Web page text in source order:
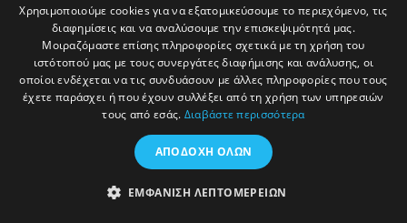
«ἱερῶν τόπων» ἢ «τόπων ἐκεῖ ὅπου κατοικεῖ ὁ
Θεός». Ἀσφαλῶς, δὲν προβληματίζονται μόνο
οἱ σύγχρονοί μας ἐκκλησιαστικοὶ ταγοὶ καὶ
πιστοὶ, ποὺ συμμετέχουν σ’ αὐτὲς τὶς ἱερὲς
ἀποδημίες. Ἤδη ὁ ἅγιος Γρηγόριος ὁ Νύσσης
εἶχε ἐκφράσει τὶς ἐπιφυλάξεις του γι’ αὐτοὺς
ποὺ ξεσηκώνονταν νὰ πᾶνε στὰ Ἱεροσόλυμα
νὰ προσκυνήσουν (Περὶ τῶν ἀπιόντων εἰς
Χρησιμοποιούμε cookies για να εξατομικεύσουμε το περιεχόμενο, τις
διαφημίσεις και να αναλύσουμε την επισκεψιμότητά μας.
Μοιραζόμαστε επίσης πληροφορίες σχετικά με τη χρήση του
ιστότοπού μας με τους συνεργάτες διαφήμισης και ανάλυσης, οι
οποίοι ενδέχεται να τις συνδυάσουν με άλλες πληροφορίες που τους
έχετε παράσχει ή που έχουν συλλέξει από τη χρήση των υπηρεσιών
τους από εσάς. Διαβάστε περισσότερα
ΑΠΟΔΟΧΉ ΌΛΩΝ
ΕΜΦΆΝΙΣΗ ΛΕΠΤΟΜΕΡΕΙΏΝ